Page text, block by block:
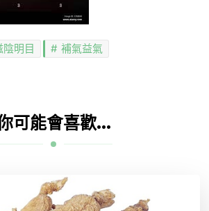
陰明目 補氣益氣
可能會喜歡...